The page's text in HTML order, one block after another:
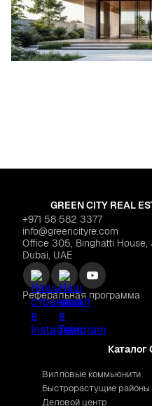
GREEN CITY REAL
+971 58 582 3377
info@greencityre.com
Office 305, Binghatti House,
Dubai, UAE
Реферальная программа
Каталог
Вилловые коммьюнити
Быстрорастущие районы
Деловой центр